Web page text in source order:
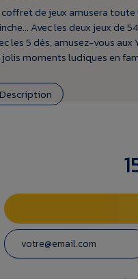
coffret de jeux amusera
Avec les deux jeux de
les 5 dés, amusez-vous
jolis moments ludiques en
Description